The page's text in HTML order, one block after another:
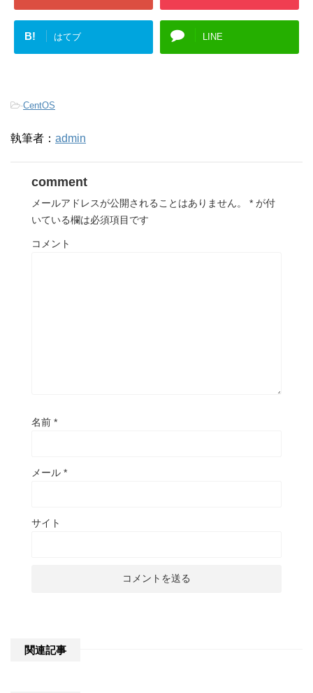
B! はてブ LINE
-CentOS
執筆者： admin
comment
メールアドレスが公開されることはありません。 * が付
いている欄は必須項目です
コメント
名前 *
メール *
サイト
関連記事